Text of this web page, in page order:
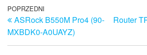
Nawigacja
wpisu
Poprzedni
wpis
POPRZEDNI
ASRock B550M Pro4 (90-
MXBDK0-A0UAYZ)
Router